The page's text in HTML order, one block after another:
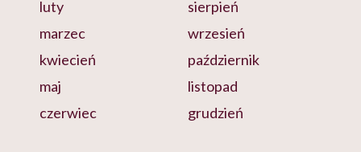
luty
marzec
kwiecień
maj
czerwiec
sierpień
wrzesień
październik
listopad
grudzień